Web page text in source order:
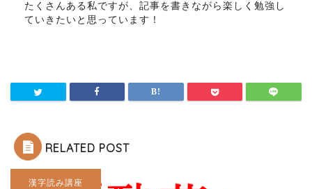
たくさんある私ですが、記事を書きながら楽しく勉強し
ていきたいと思っています！
RELATED POST
漢字読み講座